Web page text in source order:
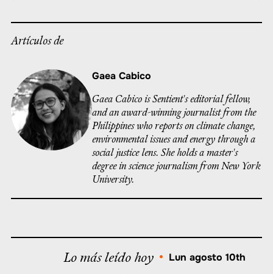
Artículos de
Gaea Cabico
Gaea Cabico is Sentient's editorial fellow,
and an award-winning journalist from the
Philippines who reports on climate change,
environmental issues and energy through a
social justice lens. She holds a master's
degree in science journalism from New York
University.
Lo más leído hoy • Lun agosto 10th